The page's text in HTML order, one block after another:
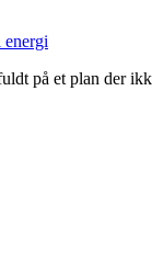
på et plan der